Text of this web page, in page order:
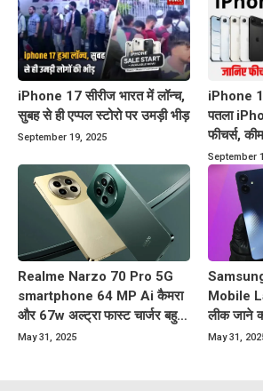
iPhone 17 सीरीज भारत में लॉन्च,
सुबह से ही एप्पल स्टोरो पर उमड़ी भीड़
September 19, 2025
iPhone
पतला
फीचर्स,
September
Realme Narzo 70 Pro 5G
smartphone 64 MP Ai कैमरा
और 67w अल्ट्रा फास्ट चार्जर बहुत
कम कीमत पर
May 31, 2025
Mobile
लीक जाने
May 31,